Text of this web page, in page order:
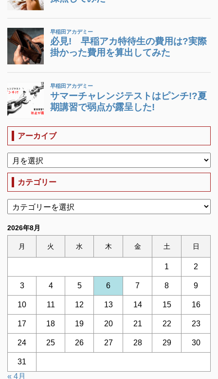
アーカイブ
カテゴリー
2026年8月
月 火 水 木 金 土 日
1 2
3 4 5 6 7 8 9
10 11 12 13 14 15 16
17 18 19 20 21 22 23
24 25 26 27 28 29 30
31
« 4月